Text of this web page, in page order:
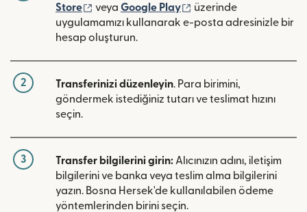
Store
(yeni pencerede açılır)
veya Google Play (yeni pencerede açılır)
üzerinde
uygulamamızı kullanarak e-posta adresinizle bir
hesap oluşturun.
2 Transferinizi düzenleyin. Para birimini,
göndermek istediğiniz tutarı ve teslimat hızını
seçin.
3 Transfer bilgilerini girin: Alıcınızın adını, iletişim
bilgilerini ve banka veya teslim alma bilgilerini
yazın. Bosna Hersek'de kullanılabilen ödeme
yöntemlerinden birini seçin.